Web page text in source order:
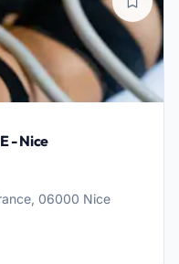
- Nice
06000 Nice